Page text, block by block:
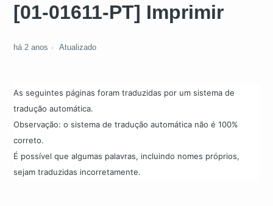
[01-01611-PT] Imprimir
há 2 anos Atualizado
As seguintes páginas foram traduzidas por um sistema de
tradução automática.
Observação: o sistema de tradução automática não é 100%
correto.
É possível que algumas palavras, incluindo nomes próprios,
sejam traduzidas incorretamente.